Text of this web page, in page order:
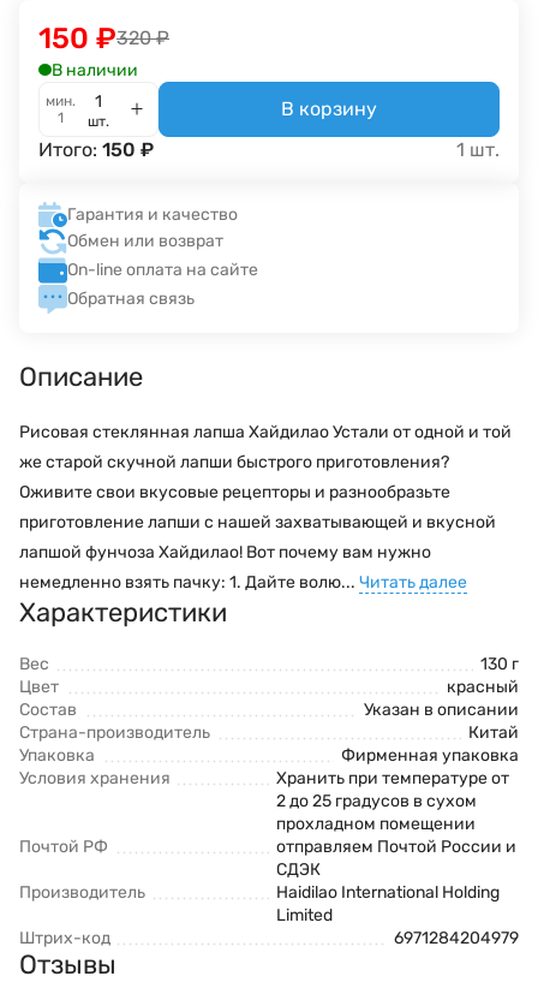
320 ₽
150 ₽
В наличии
мин.
1
шт.
В корзину
Итого: 150 ₽ 1 шт.
Гарантия и качество
Обмен или возврат
On-line оплата на сайте
Обратная связь
Описание
Рисовая стеклянная лапша Хайдилао Устали от одной и той
же старой скучной лапши быстрого приготовления?
Оживите свои вкусовые рецепторы и разнообразьте
приготовление лапши с нашей захватывающей и вкусной
лапшой фунчоза Хайдилао! Вот почему вам нужно
немедленно взять пачку: 1. Дайте волю... Читать далее
Характеристики
Вес
130 г
Цвет
красный
Состав
Указан в описании
Страна-производитель
Китай
Упаковка
Фирменная упаковка
Условия хранения
Хранить при температуре от
2 до 25 градусов в сухом
прохладном помещении
Почтой РФ
отправляем Почтой России и
СДЭК
Производитель
Haidilao International Holding
Limited
Штрих-код
6971284204979
Отзывы